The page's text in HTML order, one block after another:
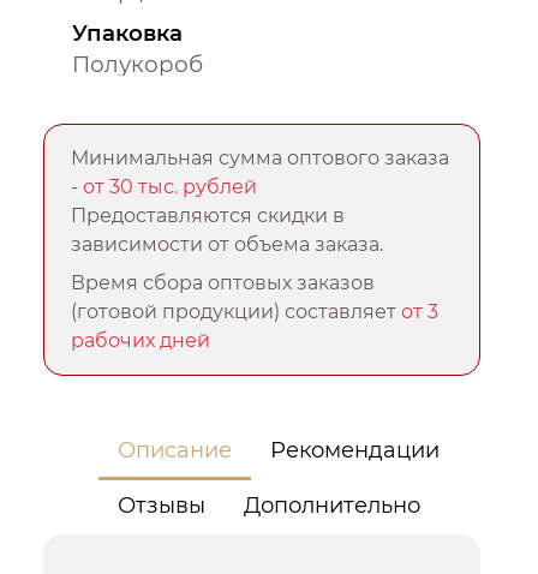
Упаковка
Полукороб
Минимальная сумма оптового заказа
-от 30 тыс. рублей
Предоставляются скидки в
зависимости от объема заказа.
Время сбора оптовых заказов
(готовой продукции) составляетот 3
рабочих дней
Описание Рекомендации
Отзывы Дополнительно